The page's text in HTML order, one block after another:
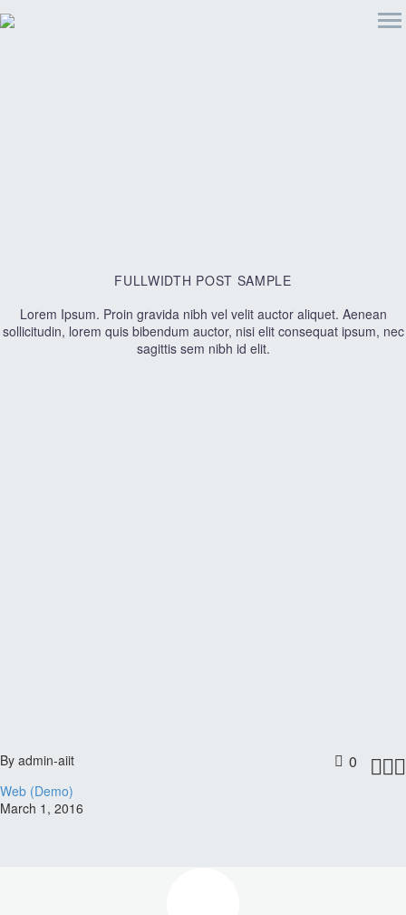
FULLWIDTH POST SAMPLE
Lorem Ipsum. Proin gravida nibh vel velit auctor aliquet. Aenean
sollicitudin, lorem quis bibendum auctor, nisi elit consequat ipsum, nec
sagittis sem nibh id elit.
0 
By admin-aiit
Web (Demo)
March 1, 2016